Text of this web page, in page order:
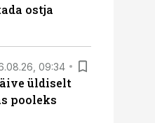
ostja
09:34
üldiselt
pooleks